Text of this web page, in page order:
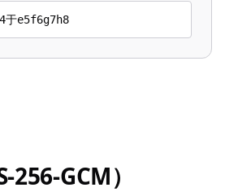
于e5f6g7h8
256-GCM）